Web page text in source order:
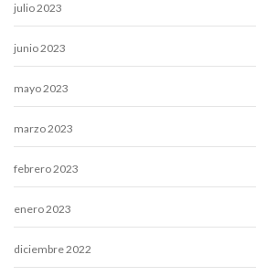
julio 2023
junio 2023
mayo 2023
marzo 2023
febrero 2023
enero 2023
diciembre 2022